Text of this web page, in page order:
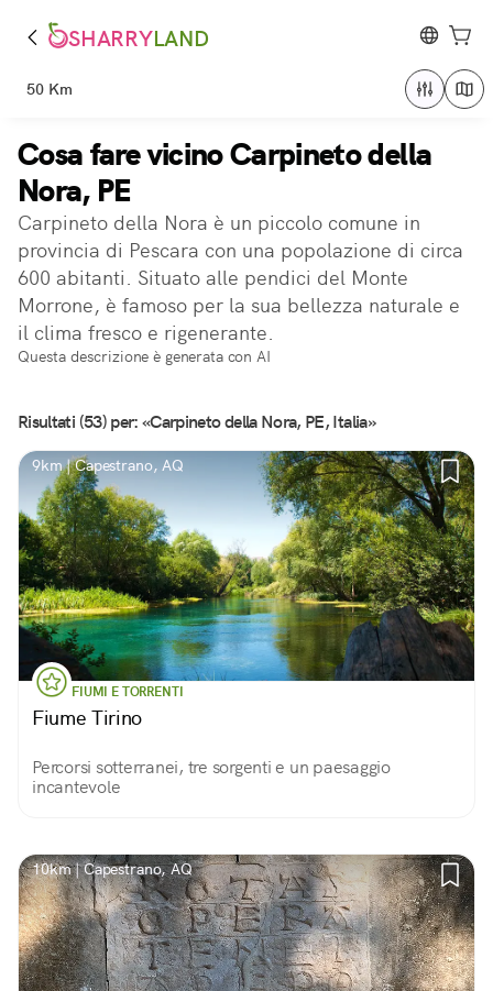
SHARRYLAND
50 Km
Cosa fare vicino Carpineto della
Nora, PE
Carpineto della Nora è un piccolo comune in
provincia di Pescara con una popolazione di circa
600 abitanti. Situato alle pendici del Monte
Morrone, è famoso per la sua bellezza naturale e
il clima fresco e rigenerante.
Questa descrizione è generata con AI
Risultati (53) per: «Carpineto della Nora, PE, Italia»
9km | Capestrano, AQ
FIUMI E TORRENTI
Fiume Tirino
Percorsi sotterranei, tre sorgenti e un paesaggio
incantevole
10km | Capestrano, AQ